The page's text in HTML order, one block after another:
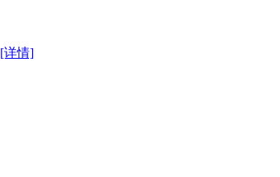
[详情]